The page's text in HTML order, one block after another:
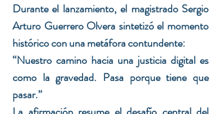
Durante el lanzamiento, el magistrado Sergio
Arturo Guerrero Olvera sintetizó el momento
histórico con una metáfora contundente:
“Nuestro camino hacia una justicia digital es
como la gravedad. Pasa porque tiene que
pasar.”